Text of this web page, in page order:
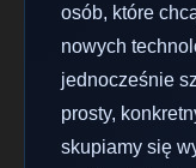
osób, które
nowych
jednocześnie
prosty,
skupiamy się